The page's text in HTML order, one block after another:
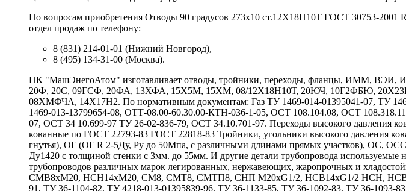
По вопросам приобретения Отводы 90 градусов 273х10 ст.12Х18Н10Т ГОСТ 30753-2001
отдел продаж по телефону:
8 (831) 214-01-01 (Нижний Новгород),
8 (495) 134-31-00 (Москва).
ПК "МашЭнегоАтом" изготавливает отводы, тройники, переходы, фланцы, ИММ, ВЭИ,
20Ф, 20С, 09ГСФ, 20ФА, 13ХФА, 15Х5М, 15ХМ, 08/12Х18Н10Т, 20ЮЧ, 10Г2ФБЮ,
08ХМФЧА, 14Х17Н2. По нормативным документам: Газ ТУ 1469-014-01395041-07, ТУ
1469-013-13799654-08, ОТТ-08.00-60.30.00-КТН-036-1-05, ОСТ 108.104.08, ОСТ
07, ОСТ 34 10.699-97 ТУ 26-02-836-79, ОСТ 34.10.701-97. Переходы высокого давления
кованные по ГОСТ 22793-83 ГОСТ 22818-83 Тройники, угольники высокого
гнутья), ОГ (ОГ R 2-5Ду, Ру до 50Мпа, с различными длинами прямых участков),
Ду1420 с толщиной стенки с 3мм. до 55мм. И другие детали трубопровода
трубопроводов различных марок легированных, нержавеющих, жаропрочных и
СМВ8хМ20, НСН14хМ20, СМ8, СМТ8, СМТП8, СНП М20хG1/2, НСВ14хG1/2 НСН,
91, ТУ 36-1104-82, ТУ 4218-013-01395839-96, ТУ 36-1133-85, ТУ 36-1092-83, ТУ 36-1093-